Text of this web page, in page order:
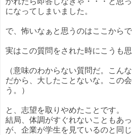
になってしまいました。
で、怖いなぁと思うのはここからで
実はこの質問をされた時にこうも思
（意味のわからない質問だ。こん
だから、大したことないな。この
う。）
と、志望を取りやめたことです。
結局、体調がすぐれないこともあ
が、企業が学生を見ているのと同